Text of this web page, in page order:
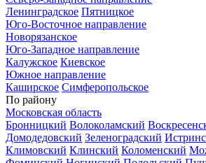
Ленинградское Пятницкое
Юго-Восточное направление
Новорязанское
Юго-Западное направление
Калужское Киевское
Южное направление
Каширское Симферопольское
По району
Московская область
Бронницкий Волоколамский
Домодедовский Зеленоградский
Климовский Клинский Коломенский